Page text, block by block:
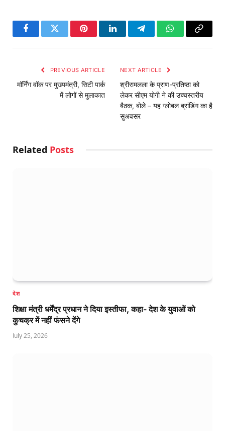
FacebookTwitter PinterestLinkedInTelegramWhatsApp
Copy
PREVIOUS ARTICLE
मॉर्निंग वॉक पर मुख्यमंत्री, सिटी पार्क
में लोगों से मुलाकात
NEXT ARTICLE
श्रीरामलला के प्राण-प्रतिष्ठा को
लेकर सीएम योगी ने की उच्चस्तरीय
बैठक, बोले – यह ग्लोबल ब्रांडिंग का है
सुअवसर
Related Posts
देश
शिक्षा मंत्री धर्मेंद्र प्रधान ने दिया इस्तीफा, कहा- देश के युवाओं को
कुचक्र में नहीं फंसने देंगे
July 25, 2026